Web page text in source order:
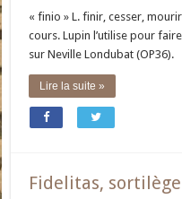
« finio » L. finir, cesser,
cours. Lupin l’utilise pour
sur Neville Londubat (OP36).
Lire la suite »
Fidelitas,